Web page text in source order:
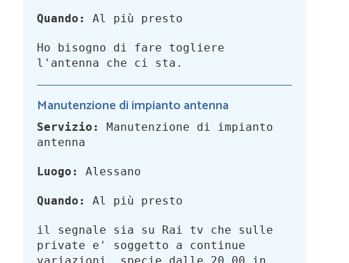
Quando: Al più presto
Ho bisogno di fare togliere
l'antenna che ci sta.
Manutenzione di impianto antenna
Servizio:
Manutenzione di impianto
antenna
Luogo: Alessano
Quando: Al più presto
il segnale sia su Rai tv che sulle
private e' soggetto a continue